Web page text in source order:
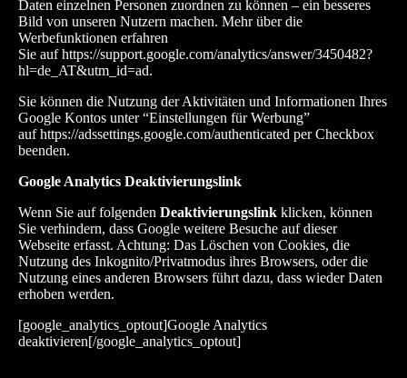
Daten einzelnen Personen zuordnen zu können – ein besseres
Bild von unseren Nutzern machen. Mehr über die
Werbefunktionen erfahren
Sie auf https://support.google.com/analytics/answer/3450482?
hl=de_AT&utm_id=ad.
Sie können die Nutzung der Aktivitäten und Informationen Ihres
Google Kontos unter “Einstellungen für Werbung”
aufhttps://adssettings.google.com/authenticated per Checkbox
beenden.
Google Analytics Deaktivierungslink
Wenn Sie auf folgenden Deaktivierungslink klicken, können
Sie verhindern, dass Google weitere Besuche auf dieser
Webseite erfasst. Achtung: Das Löschen von Cookies, die
Nutzung des Inkognito/Privatmodus ihres Browsers, oder die
Nutzung eines anderen Browsers führt dazu, dass wieder Daten
erhoben werden.
[google_analytics_optout]Google Analytics
deaktivieren[/google_analytics_optout]